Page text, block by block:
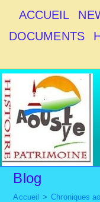
content
ACCUEIL
DOCUMENTS
Blog
Accueil > Chroniques